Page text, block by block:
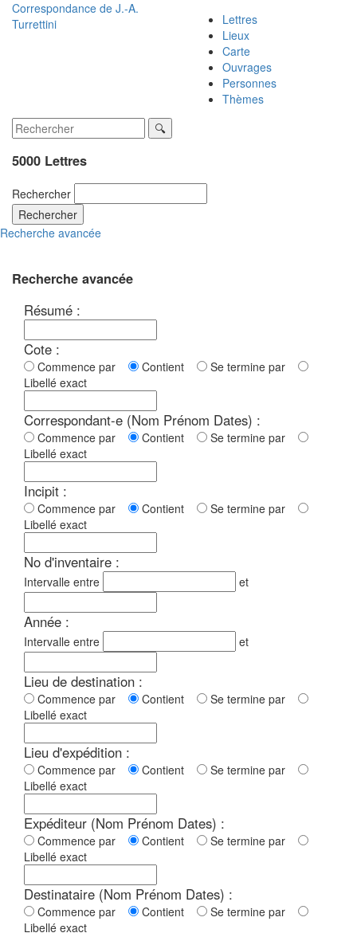
Correspondance de J.-A.
Turrettini
Lettres
Lieux
Carte
Ouvrages
Personnes
Thèmes
5000 Lettres
Rechercher
Rechercher
Recherche avancée
Recherche avancée
Résumé :
Cote :
Commence par Contient
Se termine par
Libellé exact
Correspondant-e (Nom Prénom Dates) :
Commence par Contient
Se termine par
Libellé exact
Incipit :
Commence par Contient
Se termine par
Libellé exact
No d'inventaire :
Intervalle entre et
Année :
Intervalle entre et
Lieu de destination :
Commence par Contient
Se termine par
Libellé exact
Lieu d'expédition :
Commence par Contient
Se termine par
Libellé exact
Expéditeur (Nom Prénom Dates) :
Commence par Contient
Se termine par
Libellé exact
Destinataire (Nom Prénom Dates) :
Commence par Contient
Se termine par
Libellé exact